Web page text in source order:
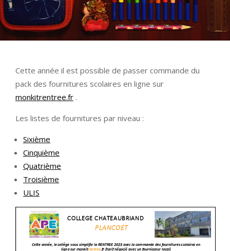
Cette année il est possible de passer commande du
pack des fournitures scolaires en ligne sur
monkitrentree.fr .
Les listes de fournitures par niveau :
Sixième
Cinquième
Quatrième
Troisième
ULIS